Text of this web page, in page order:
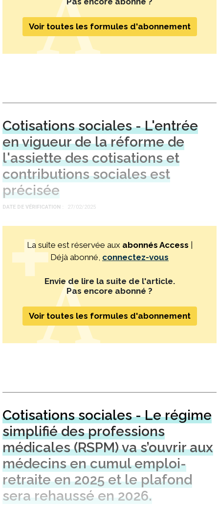
Voir toutes les formules d'abonnement
Cotisations sociales - L'entrée
en vigueur de la réforme de
l'assiette des cotisations et
contributions sociales est
précisée
DATE DE VÉRIFICATION 27/02/2025
La suite est réservée aux abonnés Access |
Déjà abonné, connectez-vous
Envie de lire la suite de l'article.
Pas encore abonné ?
Voir toutes les formules d'abonnement
Cotisations sociales - Le régime
simplifié des professions
médicales (RSPM) va s’ouvrir aux
médecins en cumul emploi-
retraite en 2025 et le plafond
sera rehaussé en 2026.